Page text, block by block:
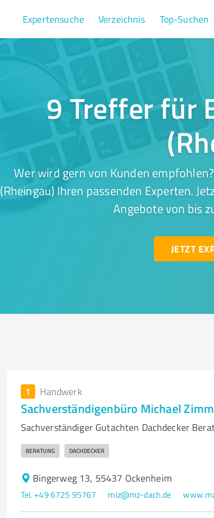
Expertensuche Verzeichnis Top-Suchen
9 Treffer für
Wer wird gern von Kunden
(Rheingau) Ihren passenden Experten.
Angebote von bis
JETZT
1 Handwerk
Sachverständigenbüro Michael
Sachverständiger Gutachten Dachdecker
BERATUNG DACHDECKER
Bingerweg 13, 55437 Ockenheim
Tel. +49 6725 95767 miz@mz-dach.de